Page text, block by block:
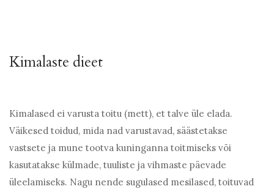
Kimalaste dieet
Kimalased ei varusta toitu (mett), et talve üle elada.
Väikesed toidud, mida nad varustavad, säästetakse
vastsete ja mune tootva kuninganna toitmiseks või
kasutatakse külmade, tuuliste ja vihmaste päevade
üleelamiseks. Nagu nende sugulased mesilased, toituvad